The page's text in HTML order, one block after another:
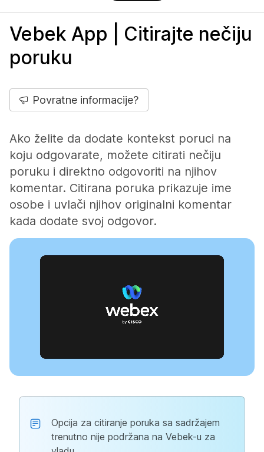
Vebek App | Citirajte nečiju
poruku
Povratne informacije?
Ako želite da dodate kontekst poruci na
koju odgovarate, možete citirati nečiju
poruku i direktno odgovoriti na njihov
komentar. Citirana poruka prikazuje ime
osobe i uvlači njihov originalni komentar
kada dodate svoj odgovor.
Opcija za citiranje poruka sa sadržajem
trenutno nije podržana na Vebek-u za